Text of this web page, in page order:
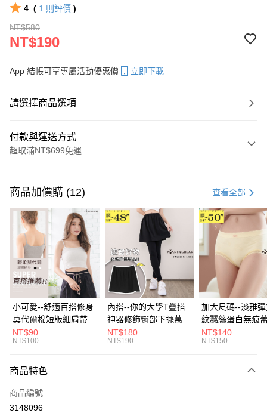
4 ( 1 則評價 )
NT$580
NT$190
App 結帳可享專屬活動優惠價 立即下載
請選擇商品選項
付款與運送方式
超取滿NT$699免運
信用卡一次付款
超商取貨付款
LINE Pay
Apple Pay
街口支付
悠遊付
Google Pay
全盈+PAY
大哥付你分期
【大哥付你分期使用說明】
1.本服務由台灣大哥大提供，台灣大哥大用戶可立即使用無須另外申請。
AFTEE先享後付
商品加價購 (12) 查看全部
小可愛--舒適百搭修身
莫代爾棉短版細肩帶素
色背心(白.黑.灰L-2L)-
U582眼圈熊中大尺碼
NT$90
NT$100
內搭--你的大學T疊搭
神器修飾臀部下擺萬用
內搭裙/遮臀裙(黑2L-
6L)-Q155眼圈熊中大
NT$180
NT$190
加大尺碼--淡雅
紋蠶絲蛋白無痕
角內褲(白.粉.藍.
3L)-L28眼圈熊中
NT$140
NT$150
商品特色
商品編號
3148096